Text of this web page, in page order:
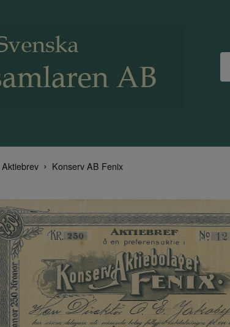
Aktiebrev Konserv AB Fenix